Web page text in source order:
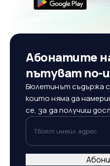
Абонатите
пътуват по-
Бюлетинът съдържа
които няма да
се, за да получиш
Твоят имейл адрес